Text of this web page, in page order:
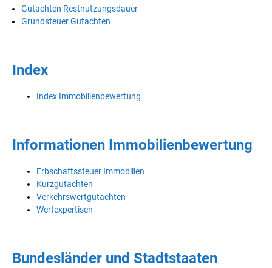
Gutachten Restnutzungsdauer
Grundsteuer Gutachten
Index
Index Immobilienbewertung
Informationen Immobilienbewertung
Erbschaftssteuer Immobilien
Kurzgutachten
Verkehrswertgutachten
Wertexpertisen
Bundesländer und Stadtstaaten